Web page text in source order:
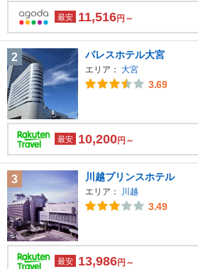
最安 11,516円～
2 パレスホテル大宮
エリア： 大宮
3.69
最安 10,200円～
3 川越プリンスホテル
エリア： 川越
3.49
最安 13,986円～